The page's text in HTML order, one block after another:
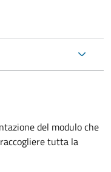
del modulo che
tutta la